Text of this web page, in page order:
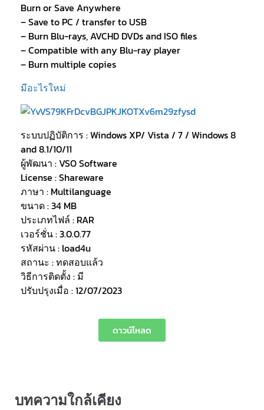
Burn or Save Anywhere
– Save to PC / transfer to USB
– Burn Blu-rays, AVCHD DVDs and ISO files
– Compatible with any Blu-ray player
– Burn multiple copies
มีอะไรใหม่
ระบบปฏิบัติการ : Windows XP/ Vista / 7 / Windows 8
and 8.1/10/11
ผู้พัฒนา : VSO Software
License : Shareware
ภาษา : Multilanguage
ขนาด : 34 MB
ประเภทไฟล์ : RAR
เวอร์ชั่น : 3.0.0.77
รหัสผ่าน : load4u
สถานะ : ทดสอบแล้ว
วิธีการติดตั้ง : มี
ปรับปรุงเมื่อ : 12/07/2023
ดาวน์โหลด
บทความใกล้เคียง